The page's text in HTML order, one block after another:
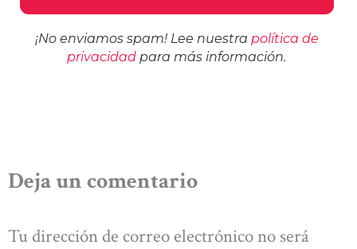
¡No enviamos spam! Lee nuestra política de
privacidad para más información.
Deja un comentario
Tu dirección de correo electrónico no será